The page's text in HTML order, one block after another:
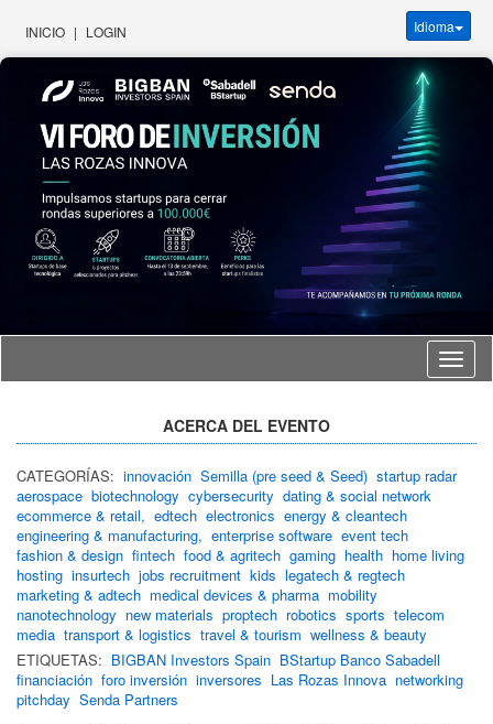
INICIO | LOGIN Idioma
Idioma
ACERCA DEL EVENTO
CATEGORÍAS: innovación Semilla (pre seed & Seed) startup radar
aerospace biotechnology cybersecurity dating & social network
ecommerce & retail, edtech electronics energy & cleantech
engineering & manufacturing, enterprise software event tech
fashion & design fintech food & agritech gaming health home living
hosting insurtech jobs recruitment kids legatech & regtech
marketing & adtech medical devices & pharma mobility
nanotechnology new materials proptech robotics sports telecom
media transport & logistics travel & tourism wellness & beauty
ETIQUETAS: BIGBAN Investors Spain BStartup Banco Sabadell
financiación foro inversión inversores Las Rozas Innova networking
pitchday Senda Partners